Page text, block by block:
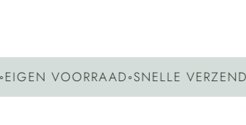
VOORRAAD◦SNELLE VERZENDING◦